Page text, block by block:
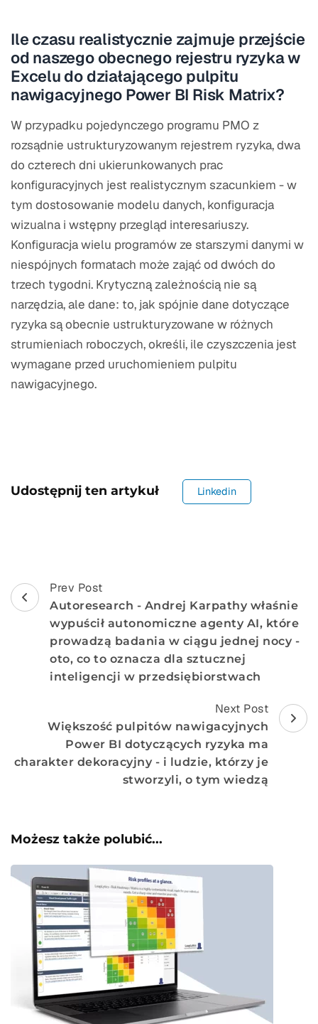
Ile czasu realistycznie zajmuje przejście
od naszego obecnego rejestru ryzyka w
Excelu do działającego pulpitu
nawigacyjnego Power BI Risk Matrix?
W przypadku pojedynczego programu PMO z
rozsądnie ustrukturyzowanym rejestrem ryzyka, dwa
do czterech dni ukierunkowanych prac
konfiguracyjnych jest realistycznym szacunkiem - w
tym dostosowanie modelu danych, konfiguracja
wizualna i wstępny przegląd interesariuszy.
Konfiguracja wielu programów ze starszymi danymi w
niespójnych formatach może zająć od dwóch do
trzech tygodni. Krytyczną zależnością nie są
narzędzia, ale dane: to, jak spójnie dane dotyczące
ryzyka są obecnie ustrukturyzowane w różnych
strumieniach roboczych, określi, ile czyszczenia jest
wymagane przed uruchomieniem pulpitu
nawigacyjnego.
Udostępnij ten artykuł Linkedin
Post
Nawigacja
Prev Post
Autoresearch - Andrej Karpathy właśnie
wypuścił autonomiczne agenty AI, które
prowadzą badania w ciągu jednej nocy -
oto, co to oznacza dla sztucznej
inteligencji w przedsiębiorstwach
Next Post
Większość pulpitów nawigacyjnych
Power BI dotyczących ryzyka ma
charakter dekoracyjny - i ludzie, którzy je
stworzyli, o tym wiedzą
Możesz także polubić...